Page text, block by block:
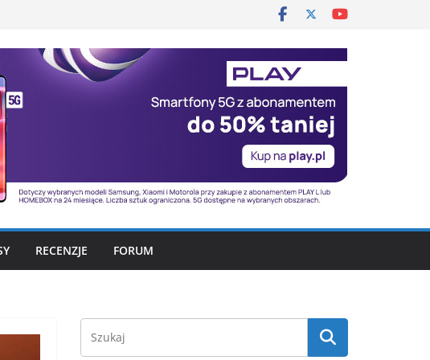
RECENZJE FORUM